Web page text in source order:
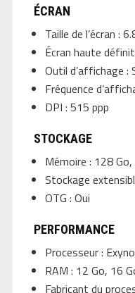
ÉCRAN
Taille de l’écran :
Écran haute
Outil d’affichage :
Fréquence
DPI : 515 ppp
STOCKAGE
Mémoire : 128
Stockage
OTG : Oui
PERFORMANCE
Processeur :
RAM : 12 Go, 16
Fabricant du